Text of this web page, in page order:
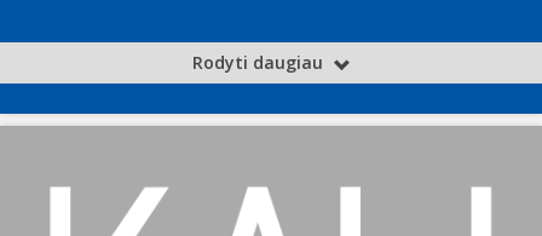
Rodyti daugiau